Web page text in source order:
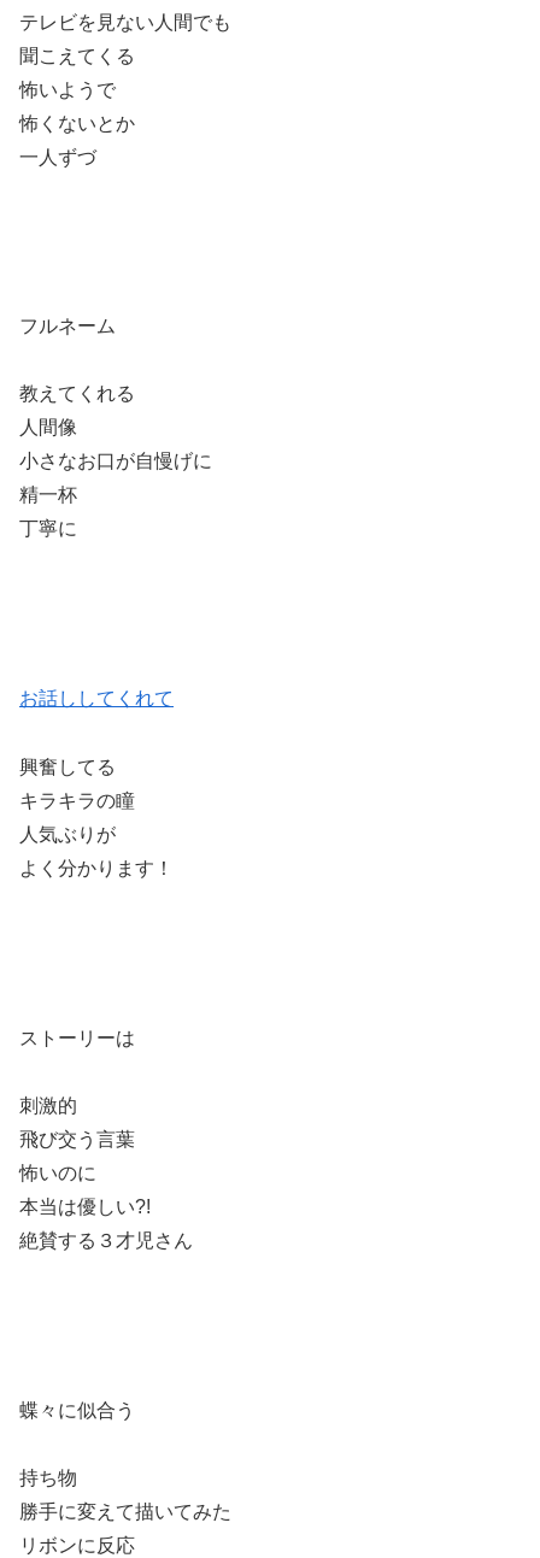
テレビを見ない人間でも
聞こえてくる
怖いようで
怖くないとか
一人ずづ
フルネーム
教えてくれる
人間像
小さなお口が自慢げに
精一杯
丁寧に
お話ししてくれて
興奮してる
キラキラの瞳
人気ぶりが
よく分かります！
ストーリーは
刺激的
飛び交う言葉
怖いのに
本当は優しい?!
絶賛する３才児さん
蝶々に似合う
持ち物
勝手に変えて描いてみた
リボンに反応